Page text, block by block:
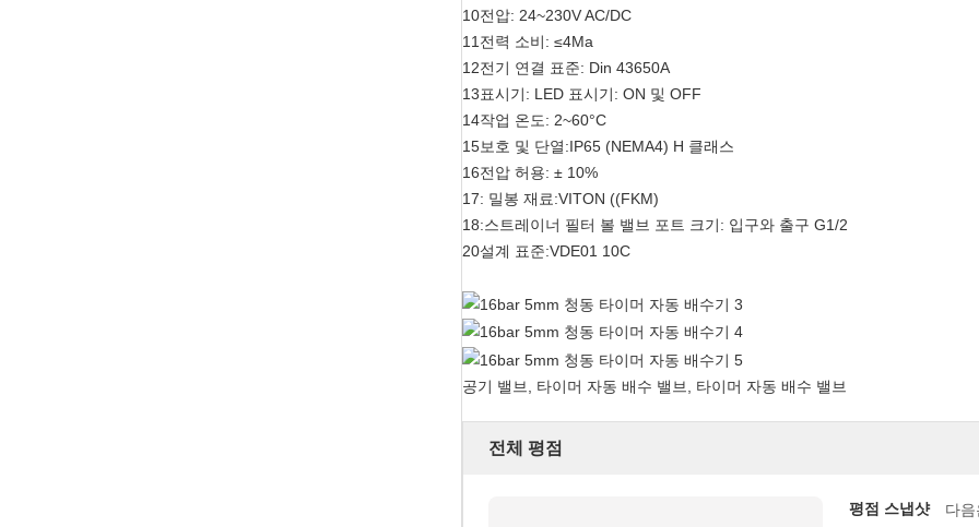
10전압: 24~230V AC/DC
11전력 소비: ≤4Ma
12전기 연결 표준: Din 43650A
13표시기: LED 표시기: ON 및 OFF
14작업 온도: 2~60°C
15보호 및 단열:IP65 (NEMA4) H 클래스
16전압 허용: ± 10%
17: 밀봉 재료:VITON ((FKM)
18:스트레이너 필터 볼 밸브 포트 크기: 입구와 출구 G1/2
20설계 표준:VDE01 10C
공기 밸브, 타이머 자동 배수 밸브, 타이머 자동 배수 밸브
전체 평점
평점 스냅샷
다